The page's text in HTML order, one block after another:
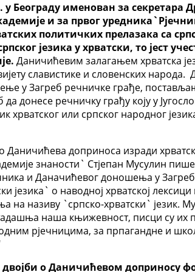
у Београду именован за секретара
и за првог
политичких прелазака са
језика у хрватски, то јест
Даничићевим залагањем хрватска
славистике и словенских
у Загреб речничке грађе,
да донесе речничку грађу коју у
хрватског или српског народног
Даничићева доприноса изради
знаности` Стјепан Мусулин
и Даначићевог доношења у
језика` о наводној хрватској
на називу `српско-хрватски`
наша књижевност, писци су их
рјечницима, за прпагандне и
о Даничићевом доприносу